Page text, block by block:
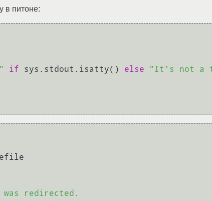
в питоне:
if sys.stdout.isatty() else
"It's not a